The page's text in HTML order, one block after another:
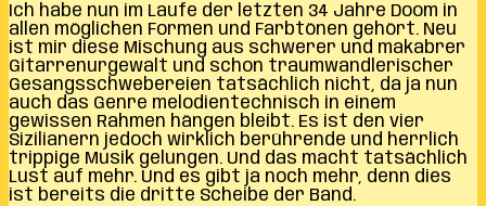
Ich habe nun im Laufe der letzten 34 Jahre Doom in
allen möglichen Formen und Farbtönen gehört. Neu
ist mir diese Mischung aus schwerer und makabrer
Gitarrenurgewalt und schon traumwandlerischer
Gesangsschwebereien tatsächlich nicht, da ja nun
auch das Genre melodientechnisch in einem
gewissen Rahmen hängen bleibt. Es ist den vier
Sizilianern jedoch wirklich berührende und herrlich
trippige Musik gelungen. Und das macht tatsächlich
Lust auf mehr. Und es gibt ja noch mehr, denn dies
ist bereits die dritte Scheibe der Band.